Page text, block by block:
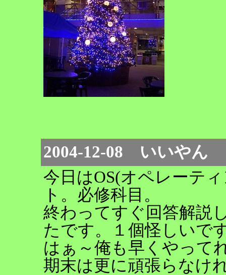
2004-12-08 いいやん
今日はOS(オペレーテ
ト。必修科目。
終わってすぐ回答解説
たです。１個怪しいで
はぁ～俺も早くやって
期末は更に頑張らなけ